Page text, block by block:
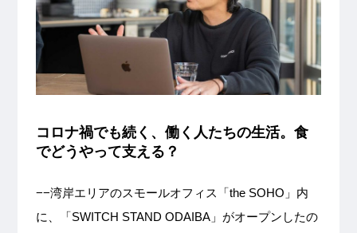
コロナ禍でも続く、働く人たちの生活。食
でどうやって支える？
−−湾岸エリアのスモールオフィス「the SOHO」内
に、「SWITCH STAND ODAIBA」がオープンしたの